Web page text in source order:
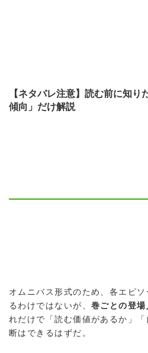
【ネタバレ注意】読む前に知
傾向」だけ解説
オムニバス形式のため、各エピ
るわけではないが、 巻ごとの登場
れだけで「読む価値があるか」
断はできるはずだ。